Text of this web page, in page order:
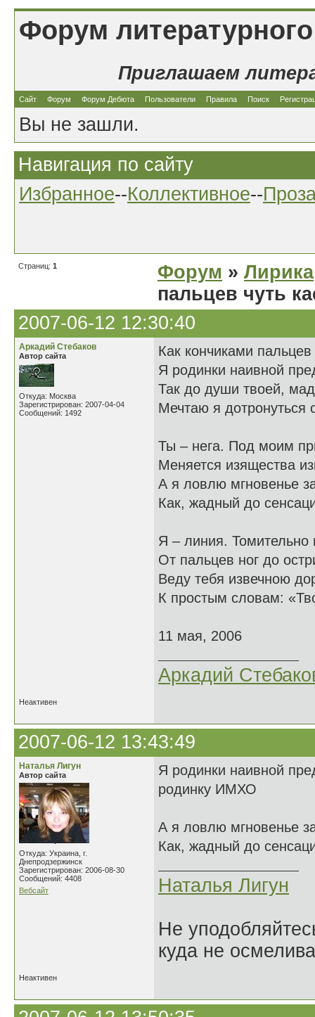
Форум
Приглашаем
Сайт Форум Форум Дебюта Пользователи Правила Поиск
Вы не зашли.
Навигация по сайту
Избранное--Коллективное--
Страниц: 1 Форум » Лирика
пальцев чуть
2007-06-12 12:30:40
Аркадий Стебаков
Автор сайта
Откуда: Москва
Зарегистрирован: 2007-04-04
Сообщений: 1492
Как кончиками пальцев
Я родинки наивной
Так до души твоей,
Мечтаю я дотронуться
Ты – нега. Под моим
Меняется изящества
А я ловлю мгновенье
Как, жадный до
Я – линия. Томительно
От пальцев ног до
Веду тебя извечною
К простым словам:
11 мая, 2006
Аркадий
Неактивен
2007-06-12 13:43:49
Наталья Лигун
Автор сайта
Откуда: Украина, г.
Днепродзержинск
Зарегистрирован: 2006-08-30
Сообщений: 4408
Вебсайт
Я родинки наивной
родинку ИМХО
А я ловлю мгновенье
Как, жадный до
Наталья Лигун
Не
куда не
Неактивен